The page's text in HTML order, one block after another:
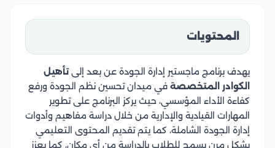
المحتويات
يهدف برنامج ماجستير إدارة الجودة عن بعد إلىتأهيل
الكوادر المتخصصة في ميدان تحسين نظم الجودة ورفع
كفاءة الأداء المؤسسي، حيث يركز البرنامج على تطوير
المهارات القيادية والإدارية من خلال دراسة مفاهيم وأدوات
إدارة الجودة الشاملة، كما يتم تقديم المحتوى التعليمي
بشكل مرن يسمح للطلاب بالدراسة من أي مكان، كما يعزز